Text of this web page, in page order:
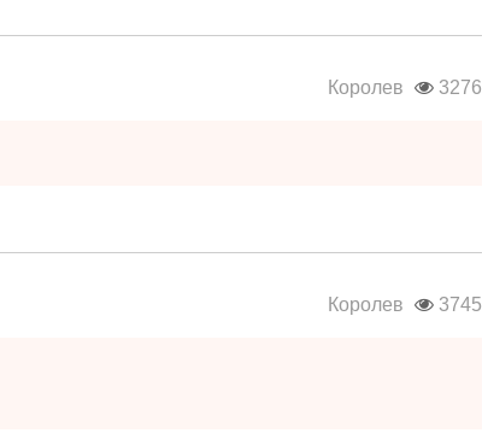
Королев 3276
Королев 3745